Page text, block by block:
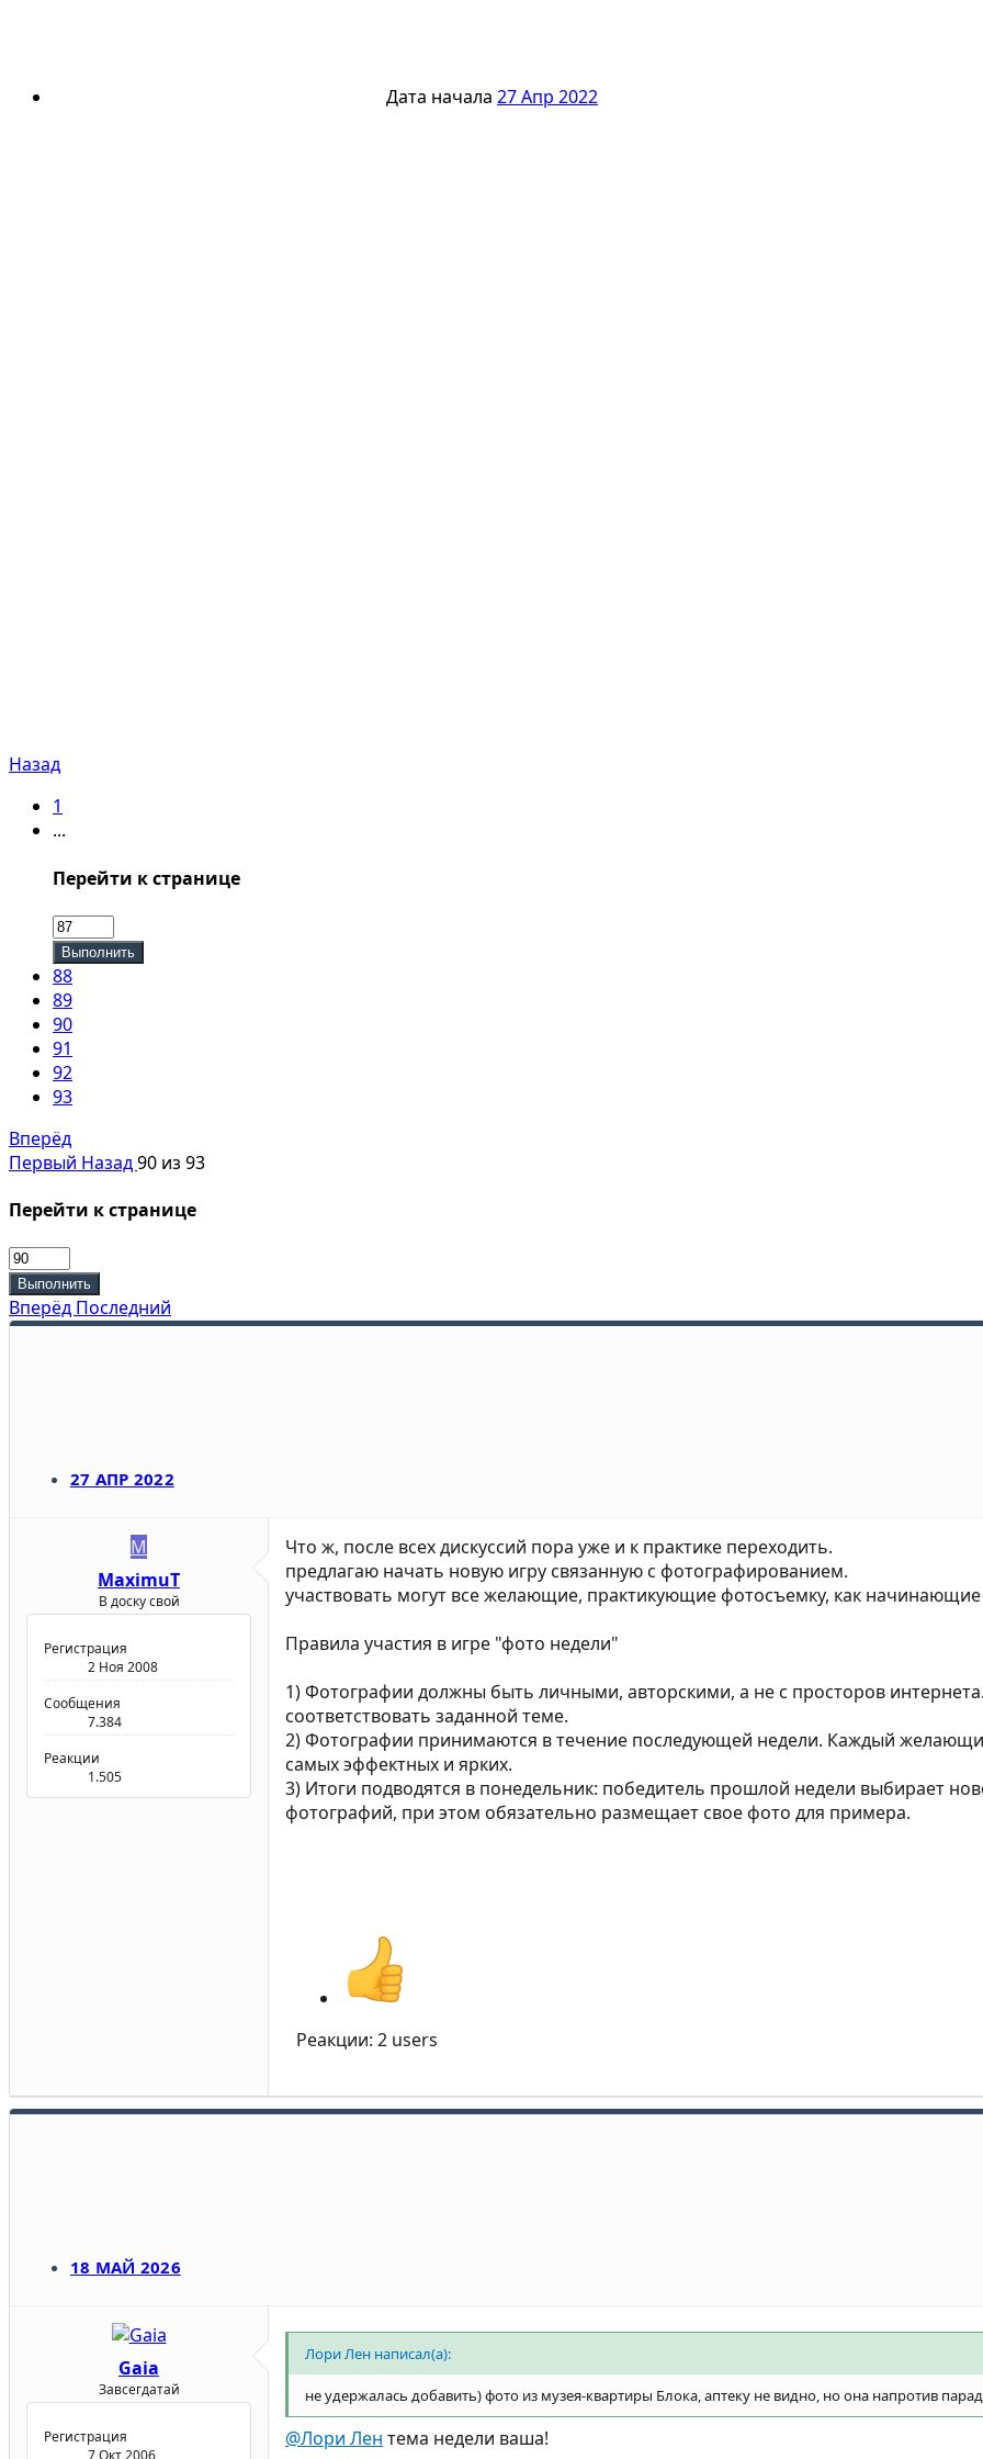
Дата начала 27 Апр 2022
Назад
1
...
Перейти к странице
Выполнить
88
89
90
91
92
93
Вперёд
Первый Назад90 из 93
Перейти к странице
Выполнить
Вперёд Последний
27 АПР 2022
M
MaximuT
В доску свой
Регистрация
2 Ноя 2008
Сообщения
7.384
Реакции
1.505
Что ж, после всех дискуссий пора уже и к практике переходить.
предлагаю начать новую игру связанную с фотографированием.
участвовать могут все желающие, практикующие фотосъемку, как
Правила участия в игре "фото недели"
1) Фотографии должны быть личными, авторскими, а не с просторов
соответствовать заданной теме.
2) Фотографии принимаются в течение последующей недели. Каждый
самых эффектных и ярких.
3) Итоги подводятся в понедельник: победитель прошлой недели выбирает
фотографий, при этом обязательно размещает свое фото для примера.
Реакции: 2 users
18 МАЙ 2026
Gaia
Завсегдатай
Регистрация
7 Окт 2006
Лори Лен написал(а):
не удержалась добавить) фото из музея-квартиры Блока, аптеку не видно, но она напротив
@Лори Лен тема недели ваша!